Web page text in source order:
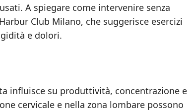
A spiegare come intervenire senza
Club Milano, che suggerisce esercizi
e dolori.
influisce su produttività, concentrazione e
cervicale e nella zona lombare possono